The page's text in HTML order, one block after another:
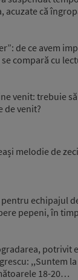
acuzate că
de ce avem
compară cu
venit: trebuie
de venit?
melodie de
echipajul
pepeni, în
potrivit
,,Suntem
18-20…